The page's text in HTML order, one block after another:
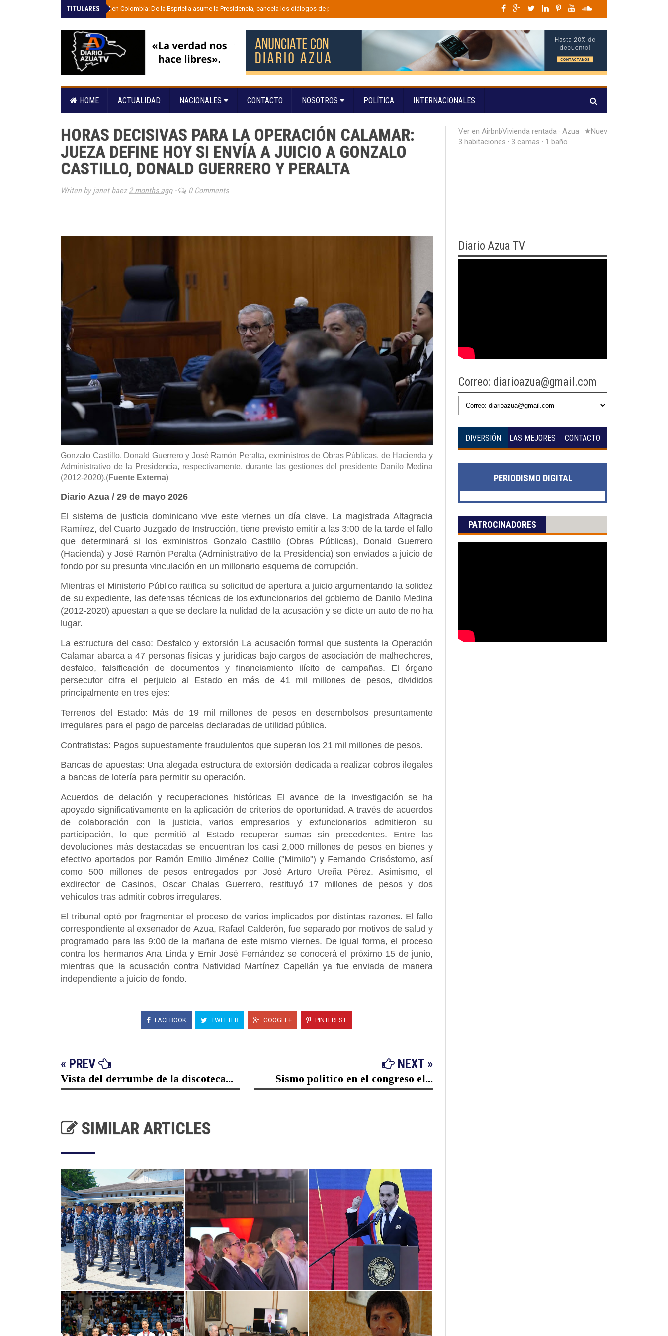
TITULARES
»Giro radical en Colombia: De la Espriella asume la Presidencia, cancela los diálogos de paz y anuncia el regreso de las fumigaciones ¡Cosecha dorada! República Dominicana firma un día histórico de
HOME ACTUALIDAD NACIONALES CONTACTO NOSOTROS POLÍTICA INTERNACIONALES
HORAS DECISIVAS PARA LA OPERACIÓN CALAMAR:
JUEZA DEFINE HOY SI ENVÍA A JUICIO A GONZALO
CASTILLO, DONALD GUERRERO Y PERALTA
Writen by janet baez 2 months ago- 0 Comments
Gonzalo Castillo, Donald Guerrero y José Ramón Peralta, exministros de Obras Públicas, de Hacienda y
Administrativo de la Presidencia, respectivamente, durante las gestiones del presidente Danilo Medina
(2012-2020).(Fuente Externa)
Diario Azua / 29 de mayo 2026
El sistema de justicia dominicano vive este viernes un día clave. La magistrada Altagracia
Ramírez, del Cuarto Juzgado de Instrucción, tiene previsto emitir a las 3:00 de la tarde el fallo
que determinará si los exministros Gonzalo Castillo (Obras Públicas), Donald Guerrero
(Hacienda) y José Ramón Peralta (Administrativo de la Presidencia) son enviados a juicio de
fondo por su presunta vinculación en un millonario esquema de corrupción.
Mientras el Ministerio Público ratifica su solicitud de apertura a juicio argumentando la solidez
de su expediente, las defensas técnicas de los exfuncionarios del gobierno de Danilo Medina
(2012-2020) apuestan a que se declare la nulidad de la acusación y se dicte un auto de no ha
lugar.
La estructura del caso: Desfalco y extorsión La acusación formal que sustenta la Operación
Calamar abarca a 47 personas físicas y jurídicas bajo cargos de asociación de malhechores,
desfalco, falsificación de documentos y financiamiento ilícito de campañas. El órgano
persecutor cifra el perjuicio al Estado en más de 41 mil millones de pesos, divididos
principalmente en tres ejes:
Terrenos del Estado: Más de 19 mil millones de pesos en desembolsos presuntamente
irregulares para el pago de parcelas declaradas de utilidad pública.
Contratistas: Pagos supuestamente fraudulentos que superan los 21 mil millones de pesos.
Bancas de apuestas: Una alegada estructura de extorsión dedicada a realizar cobros ilegales
a bancas de lotería para permitir su operación.
Acuerdos de delación y recuperaciones históricas El avance de la investigación se ha
apoyado significativamente en la aplicación de criterios de oportunidad. A través de acuerdos
de colaboración con la justicia, varios empresarios y exfuncionarios admitieron su
participación, lo que permitió al Estado recuperar sumas sin precedentes. Entre las
devoluciones más destacadas se encuentran los casi 2,000 millones de pesos en bienes y
efectivo aportados por Ramón Emilio Jiménez Collie ("Mimilo") y Fernando Crisóstomo, así
como 500 millones de pesos entregados por José Arturo Ureña Pérez. Asimismo, el
exdirector de Casinos, Oscar Chalas Guerrero, restituyó 17 millones de pesos y dos
vehículos tras admitir cobros irregulares.
El tribunal optó por fragmentar el proceso de varios implicados por distintas razones. El fallo
correspondiente al exsenador de Azua, Rafael Calderón, fue separado por motivos de salud y
programado para las 9:00 de la mañana de este mismo viernes. De igual forma, el proceso
contra los hermanos Ana Linda y Emir José Fernández se conocerá el próximo 15 de junio,
mientras que la acusación contra Natividad Martínez Capellán ya fue enviada de manera
independiente a juicio de fondo.
FACEBOOK TWEETER GOOGLE+ PINTEREST
« PREV
Vista del derrumbe de la discoteca...
NEXT »
Sismo politico en el congreso el...
SIMILAR ARTICLES
Ver en AirbnbVivienda rentada · Azua · ★Nuevo ·
3 habitaciones · 3 camas · 1 baño
Diario Azua TV
Correo: diarioazua@gmail.com
DIVERSIÓN LAS MEJORES CONTACTO
PERIODISMO DIGITAL
PATROCINADORES